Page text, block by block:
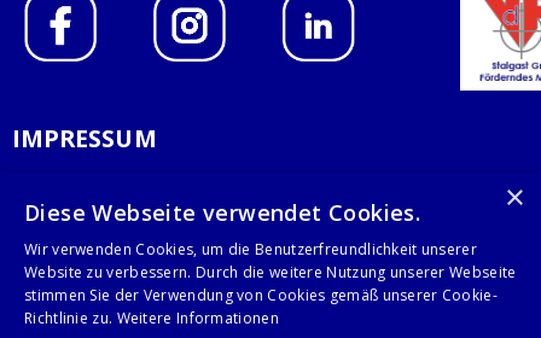
IMPRESSUM
AGB
KONTAKT
×
Diese Webseite verwendet Cookies.
Wir verwenden Cookies, um die Benutzerfreundlichkeit unserer
Website zu verbessern. Durch die weitere Nutzung unserer Webseite
stimmen Sie der Verwendung von Cookies gemäß unserer Cookie-
Richtlinie zu. Weitere Informationen